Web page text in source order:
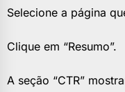
Selecione a página
Clique em “Resumo”.
A seção “CTR”